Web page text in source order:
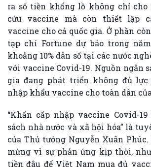
ra số tiền khổng lồ không chỉ cho
cứu vaccine mà còn thiết lập
vaccine cho cả quốc gia. Ở phần
tạp chí Fortune dự báo trong
khoảng 10% dân số tại các nước
với vaccine Covid-19. Nguồn ngân
gia đang phát triển không đủ
nhập khẩu vaccine cho toàn dân
“Khẩn cấp nhập vaccine Covid-
sách nhà nước và xã hội hóa” là
của Thủ tướng Nguyễn Xuân
mừng vì sự phản ứng kịp thời,
tiền đâu để Việt Nam mua đủ